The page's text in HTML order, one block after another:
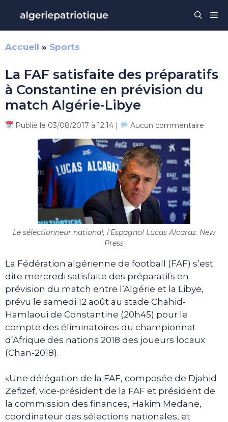
contenu
Accueil » Sports
La FAF satisfaite des préparatifs
à Constantine en prévision du
match Algérie-Libye
Publié le 03/08/2017 à 12:14 | Aucun commentaire
Le sélectionneur national, l'Espagnol Lucas Alcaraz. New
Press
La Fédération algérienne de football (FAF) s’est
dite mercredi satisfaite des préparatifs en
prévision du match entre l’Algérie et la Libye,
prévu le samedi 12 août au stade Chahid-
Hamlaoui de Constantine (20h45) pour le
compte des éliminatoires du championnat
d’Afrique des nations 2018 des joueurs locaux
(Chan-2018).
«Une délégation de la FAF, composée de Djahid
Zefizef, vice-président de la FAF et président de
la commission des finances, Hakim Medane,
coordinateur des sélections nationales, et